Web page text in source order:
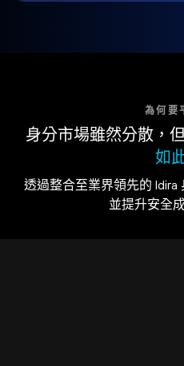
為何要
身分市場雖然分散，
如
透過整合至業界領先的 Idira
並提升安全